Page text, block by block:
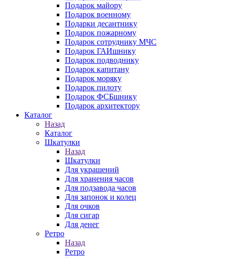
Подарок майору
Подарок военному
Подарки десантнику
Подарок пожарному
Подарок сотруднику МЧС
Подарок ГАИшнику
Подарок подводнику
Подарок капитану
Подарок моряку
Подарок пилоту
Подарок ФСБшнику
Подарок архитектору
Каталог
Назад
Каталог
Шкатулки
Назад
Шкатулки
Для украшений
Для хранения часов
Для подзавода часов
Для запонок и колец
Для очков
Для сигар
Для денег
Ретро
Назад
Ретро